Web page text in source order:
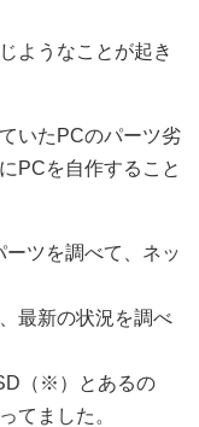
ようなことが起き
いたPCのパーツ劣
PCを自作すること
ツを調べて、ネッ
最新の状況を調べ
（※）とあるの
てました。